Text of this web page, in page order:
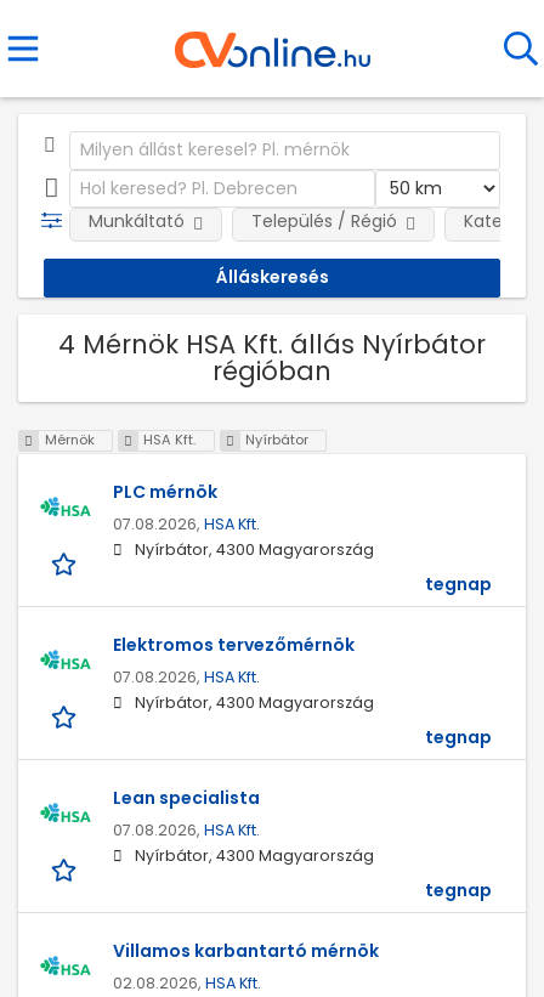
Munkáltató Település / Régió
4 Mérnök HSA Kft. állás Nyírbátor
régióban
Mérnök HSA Kft. Nyírbátor
PLC mérnök
07.08.2026, HSA Kft.
Nyírbátor, 4300 Magyarország
tegnap
Elektromos tervezőmérnök
07.08.2026, HSA Kft.
Nyírbátor, 4300 Magyarország
tegnap
Lean specialista
07.08.2026, HSA Kft.
Nyírbátor, 4300 Magyarország
tegnap
Villamos karbantartó mérnök
02.08.2026, HSA Kft.